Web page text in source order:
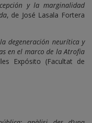
y la marginalidad
, de José Lasala Fortera
degeneración neurítica y
en el marco de la Atrofia
Expósito (Facultat de